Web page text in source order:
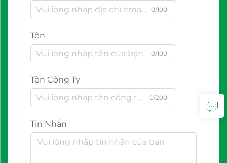
0/100
Tên
0/100
Tên Công Ty
0/200
Tin Nhắn